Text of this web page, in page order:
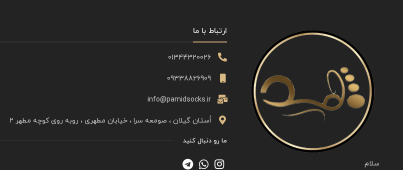
سلام
ارتباط با ما
01344320026
09338826909
info@pamidsocks.ir
اُستان گیلان ، صومعه سرا ، خیابان مطهری ، روبه روی کوچه مطهر ۲
ما رو دنبال کنید